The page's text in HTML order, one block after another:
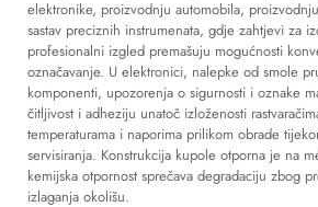
elektronike, proizvodnju automobila,
sastav preciznih instrumenata, gdje zahtjevi za
profesionalni izgled premašuju mogućnosti
označavanje. U elektronici, nalepke od smole
komponenti, upozorenja o sigurnosti i oznake
čitljivost i adheziju unatoč izloženosti
temperaturama i naporima prilikom obrade
servisiranja. Konstrukcija kupole otporna je na
kemijska otpornost sprečava degradaciju zbog
izlaganja okolišu.